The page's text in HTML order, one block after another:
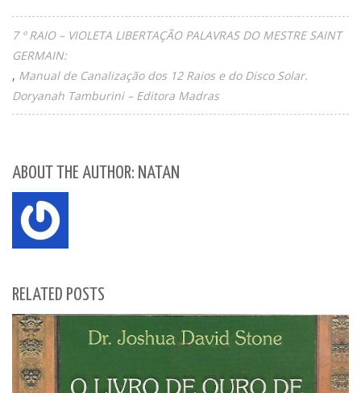
7 º RAIO – VIOLETA LIBERTAÇÃO PALAVRAS DO MESTRE SAINT
GERMAIN:
Manual de Canalização dos 12 Raios e do Disco Solar.
Doryanah Tamburini – Editora Madras
ABOUT THE AUTHOR: NATAN
RELATED POSTS